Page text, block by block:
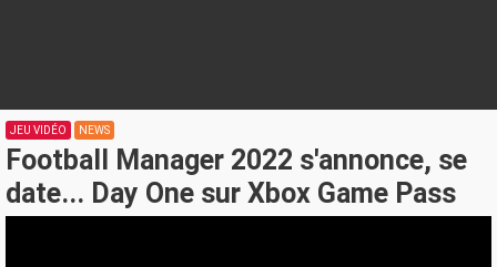
JEU VIDÉO NEWS
Football Manager 2022 s'annonce, se
date... Day One sur Xbox Game Pass